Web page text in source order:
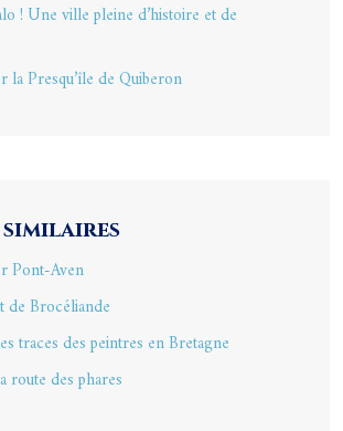
! Une ville pleine d’histoire et de
la Presqu’île de Quiberon
Pont-Aven
de Brocéliande
traces des peintres en Bretagne
route des phares